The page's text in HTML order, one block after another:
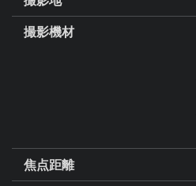
撮影機材
焦点距離